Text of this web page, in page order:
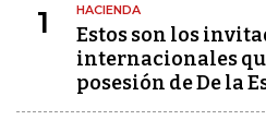
1 HACIENDA
Estos son los
internacionales
posesión de De la